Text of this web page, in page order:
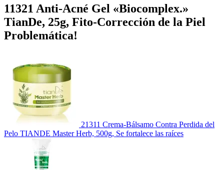
11321 Anti-Acné Gel «Biocomplex.»
TianDe, 25g, Fito-Corrección de la Piel
Problemática!
21311 Crema-Bálsamo Contra Perdida del
Pelo TIANDE Master Herb, 500g, Se fortalece las raíces